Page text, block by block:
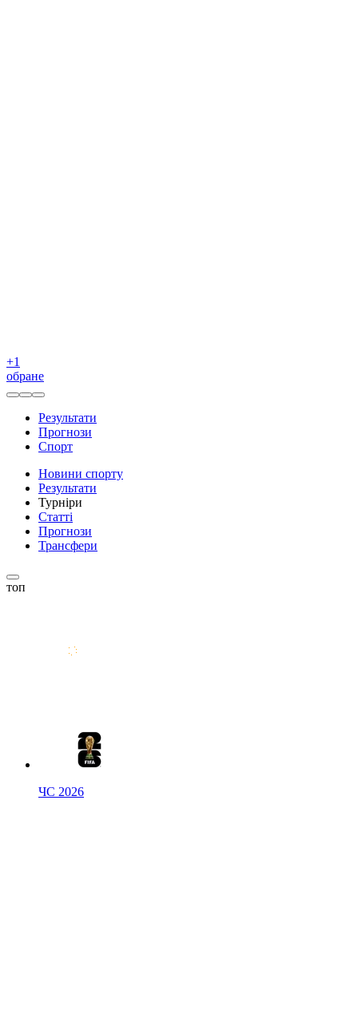
+1
обране
Результати
Прогнози
Спорт
Новини спорту
Результати
Турніри
Статті
Прогнози
Трансфери
топ
ЧС 2026